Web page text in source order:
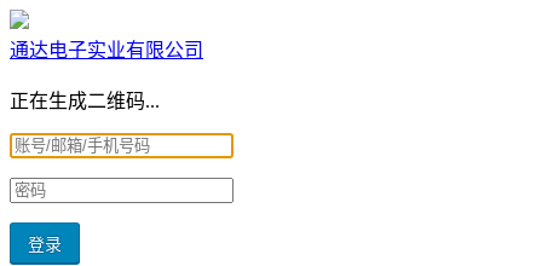
通达电子实业有限公司
正在生成二维码...